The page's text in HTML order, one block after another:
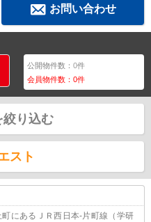
お問い合わせ
公開物件数：0件
会員物件数：0件
絞り込む
スト
にあるＪＲ西日本-片町線（学研